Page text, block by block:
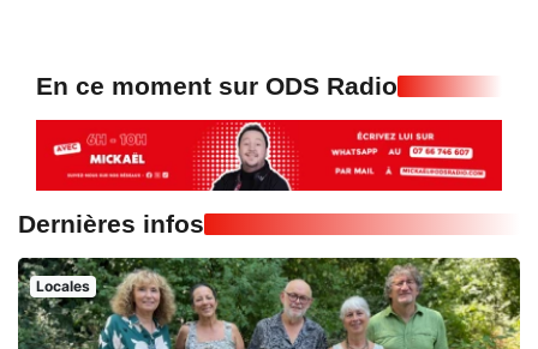
En ce moment sur ODS Radio
Dernières infos
Locales